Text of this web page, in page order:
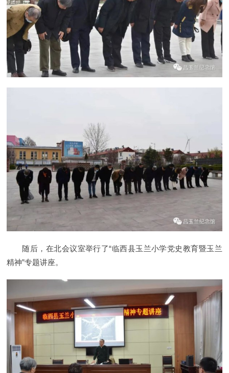
随后，在北会议室举行了“临西县玉兰小学党史教育暨玉兰
精神”专题讲座。